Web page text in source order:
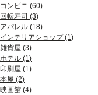
田町 (1)
三田 (1)
品川 (1)
新町 (2)
南船場 (5)
四ツ橋 (4)
心斎橋 (10)
アメリカ村 (2)
堀江 (5)
難波 (6)
日本橋 (3)
桜川 (2)
コンビニ (60)
回転寿司 (3)
アパレル (18)
インテリアショップ (1)
雑貨屋 (3)
ホテル (1)
印刷屋 (1)
本屋 (2)
映画館 (4)